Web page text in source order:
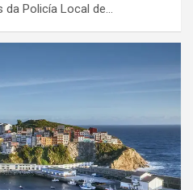
Policía Local de…